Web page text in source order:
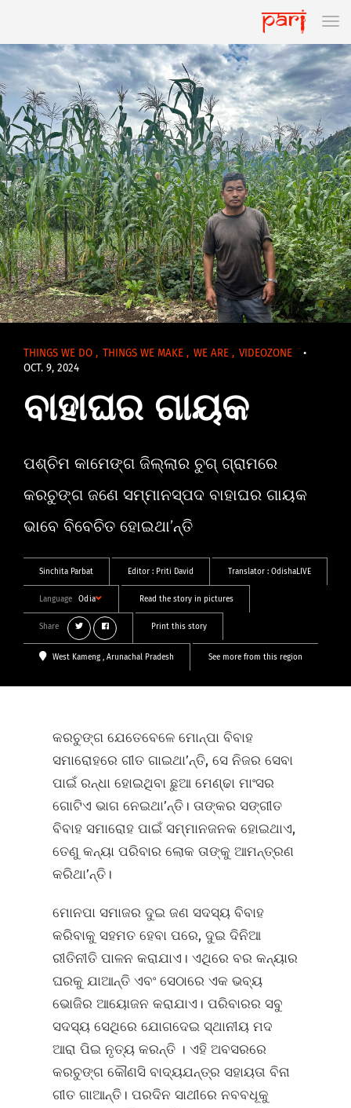
THINGS WE DO , THINGS WE MAKE , WE ARE , VIDEOZONE
•
OCT. 9, 2024
ବାହାଘର ଗାୟକ
ପଶ୍ଚିମ କାମେଙ୍ଗ ଜିଲ୍ଲାର ଚୁଗ୍‌ ଗ୍ରାମରେ
କରଚୁଙ୍ଗ ଜଣେ ସମ୍ମାନସ୍ପଦ ବାହାଘର ଗାୟକ
ଭାବେ ବିବେଚିତ ହୋଇଥା’ନ୍ତି
Sinchita Parbat Editor : Priti David Translator : OdishaLIVE
Language Odia Read the story in pictures
Share Print this story
West Kameng , Arunachal Pradesh See more from this region
କରଚୁଙ୍ଗ ଯେତେବେଳେ ମୋନ୍‌ପା ବିବାହ
ସମାରୋହରେ ଗୀତ ଗାଇଥା’ନ୍ତି, ସେ ନିଜର ସେବା
ପାଇଁ ରନ୍ଧା ହୋଇଥିବା ଛୁଆ ମେଣ୍ଢା ମାଂସର
ଗୋଟିଏ ଭାଗ ନେଇଥା’ନ୍ତି। ତାଙ୍କର ସଙ୍ଗୀତ
ବିବାହ ସମାରୋହ ପାଇଁ ସମ୍ମାନଜନକ ହୋଇଥାଏ,
ତେଣୁ କନ୍ୟା ପରିବାର ଲୋକ ତାଙ୍କୁ ଆମନ୍ତ୍ରଣ
କରିଥା’ନ୍ତି।
ମୋନପା ସମାଜର ଦୁଇ ଜଣ ସଦସ୍ୟ ବିବାହ
କରିବାକୁ ସହମତ ହେବା ପରେ, ଦୁଇ ଦିନିଆ
ରୀତିନୀତି ପାଳନ କରାଯାଏ। ଏଥିରେ ବର କନ୍ୟାର
ଘରକୁ ଯାଆନ୍ତି ଏବଂ ସେଠାରେ ଏକ ଭବ୍ୟ
ଭୋଜିର ଆୟୋଜନ କରାଯାଏ। ପରିବାରର ସବୁ
ସଦସ୍ୟ ସେଥିରେ ଯୋଗଦେଇ ସ୍ଥାନୀୟ ମଦ
ଆରା ପିଇ ନୃତ୍ୟ କରନ୍ତି । ଏହି ଅବସରରେ
କରଚୁଙ୍ଗ କୌଣସି ବାଦ୍ୟଯନ୍ତ୍ର ସହାୟତା ବିନା
ଗୀତ ଗାଆନ୍ତି। ପରଦିନ ସାଥୀରେ ନବବଧୂକୁ